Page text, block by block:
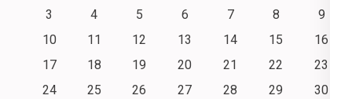
3 4 5 6 7 8
9
10
11 12 13 14 15
16
17
18 19 20 21 22
23
24
25 26 27 28 29
30